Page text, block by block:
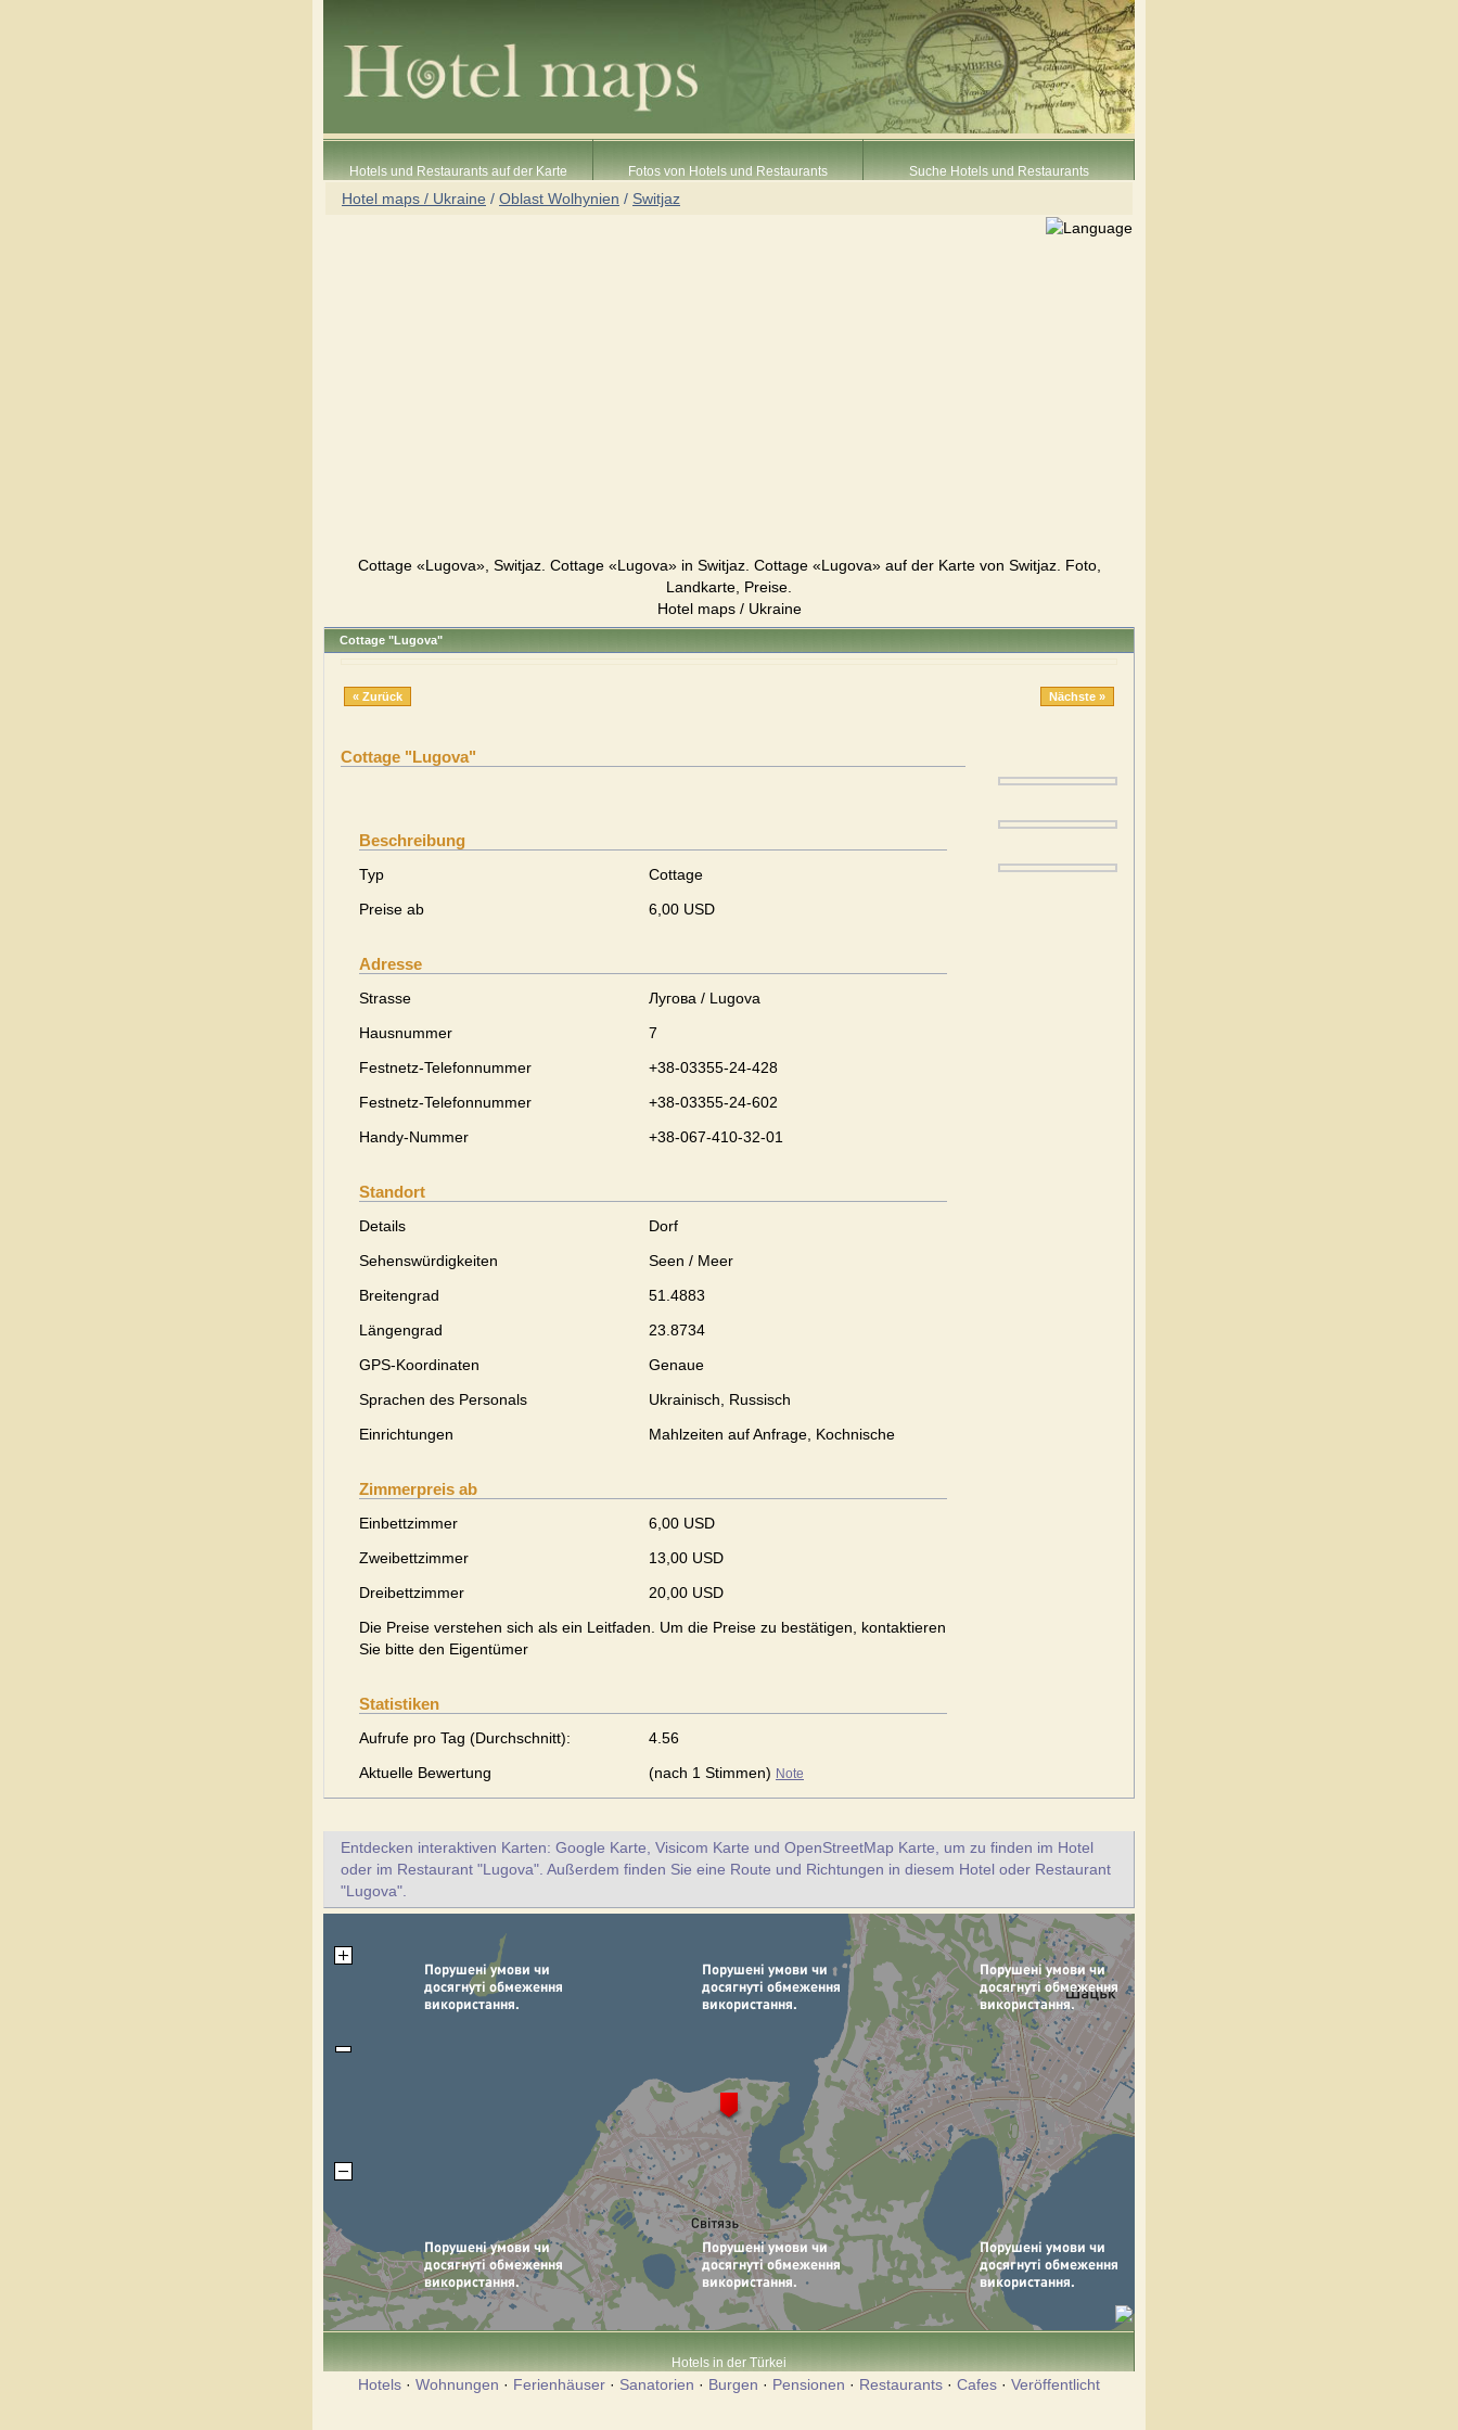
Hotels und Restaurants auf der Karte Fotos von Hotels und Restaurants Suche Hotels und Restaurants
Hotel maps / Ukraine / Oblast Wolhynien / Switjaz
Cottage «Lugova», Switjaz. Cottage «Lugova» in Switjaz. Cottage «Lugova» auf der Karte von Switjaz. Foto,
Landkarte, Preise.
Hotel maps / Ukraine
Cottage "Lugova"
« Zurück Nächste »
Cottage "Lugova"
Beschreibung
Typ
Cottage
Preise ab
6,00 USD
Adresse
Strasse
Лугова / Lugova
Hausnummer
7
Festnetz-Telefonnummer
+38-03355-24-428
Festnetz-Telefonnummer
+38-03355-24-602
Handy-Nummer
+38-067-410-32-01
Standort
Details
Dorf
Sehenswürdigkeiten
Seen / Meer
Breitengrad
51.4883
Längengrad
23.8734
GPS-Koordinaten
Genaue
Sprachen des Personals
Ukrainisch, Russisch
Einrichtungen
Mahlzeiten auf Anfrage, Kochnische
Zimmerpreis ab
Einbettzimmer
6,00 USD
Zweibettzimmer
13,00 USD
Dreibettzimmer
20,00 USD
Die Preise verstehen sich als ein Leitfaden. Um die Preise zu bestätigen, kontaktieren
Sie bitte den Eigentümer
Statistiken
Aufrufe pro Tag (Durchschnitt):
4.56
Aktuelle Bewertung
(nach 1 Stimmen) Note
Entdecken interaktiven Karten: Google Karte, Visicom Karte und OpenStreetMap Karte, um zu finden im Hotel
oder im Restaurant "Lugova". Außerdem finden Sie eine Route und Richtungen in diesem Hotel oder Restaurant
"Lugova".
Hotels in der Türkei
Hotels · Wohnungen · Ferienhäuser · Sanatorien · Burgen · Pensionen · Restaurants · Cafes · Veröffentlicht